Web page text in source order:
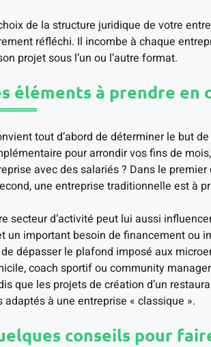
de la structure juridique de votre
réfléchi. Il incombe à chaque
projet sous l’un ou l’autre format.
éléments à prendre en
tout d’abord de déterminer le but
pour arrondir vos fins de
avec des salariés ? Dans le
une entreprise traditionnelle est à
secteur d’activité peut lui aussi
un important besoin de financement ou
dépasser le plafond imposé aux
coach sportif ou community
que les projets de création d’un
adaptés à une entreprise « classique ».
conseils pour